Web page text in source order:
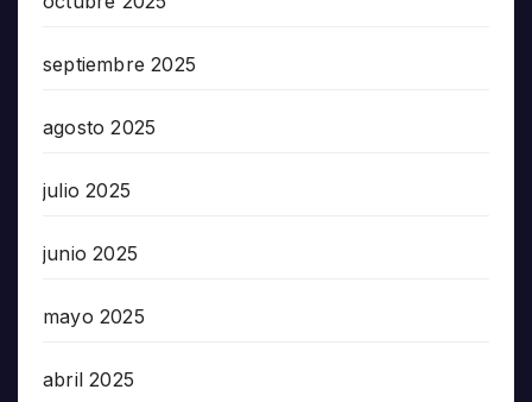
septiembre 2025
agosto 2025
julio 2025
junio 2025
mayo 2025
abril 2025